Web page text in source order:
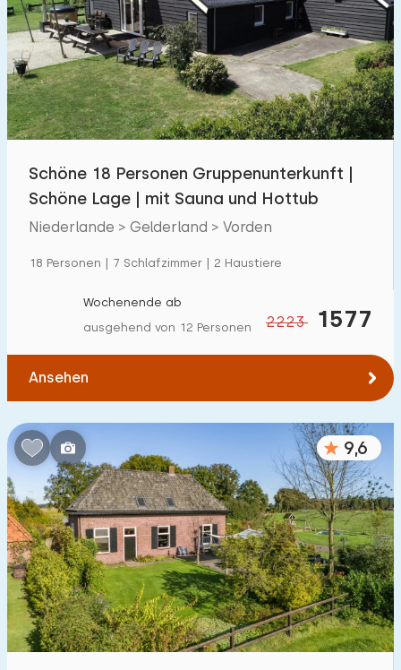
Schwimmbad 7
Eingezäunter Garten 9
Haustierfrei 15
Fahrradschuppen 13
Budget
€ 0 — € 4000+
Mindestanzahl
1 2 3
Badezimmer:
1 2 3 4 5
Entfernungen
Zum Meer(max. km):
Schöne 18 Personen Gruppenunterkunft |
Schöne Lage | mit Sauna und Hottub
Niederlande > Gelderland > Vorden
18 Personen | 7 Schlafzimmer | 2 Haustiere
2223 1577
Wochenende ab
ausgehend von 12 Personen
Ansehen
9,6